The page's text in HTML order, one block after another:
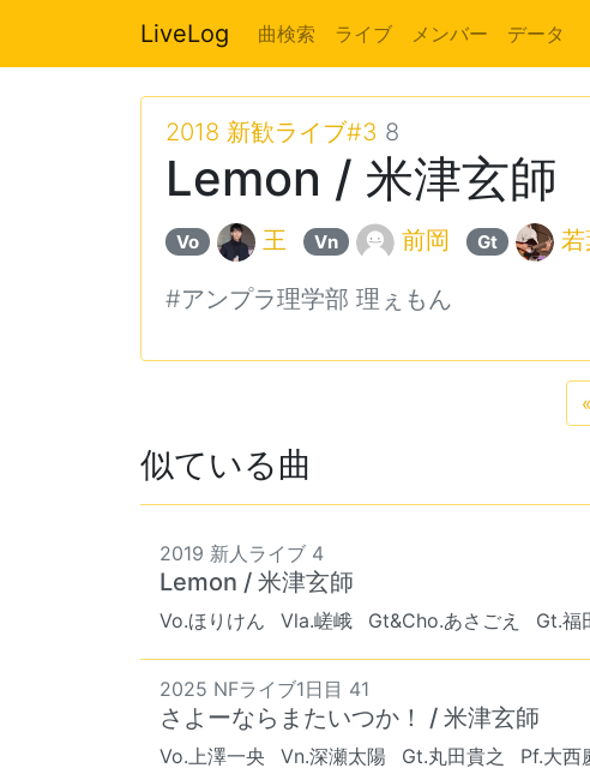
LiveLog 曲検索 ライブ メンバー データ
2018 新歓ライブ#3 8
Lemon / 米津玄師
Vo 王 Vn 前岡 Gt
#アンプラ理学部 理ぇもん
«
似ている曲
2019 新人ライブ 4
Lemon / 米津玄師
Vo.ほりけん Vla.嵯峨 Gt&Cho.あさごえ Gt.福
2025 NFライブ1日目 41
さよーならまたいつか！ / 米津玄師
Vo.上澤一央 Vn.深瀬太陽 Gt.丸田貴之 Pf.大西